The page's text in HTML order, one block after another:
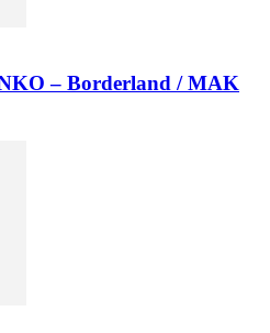
– Borderland / MAK